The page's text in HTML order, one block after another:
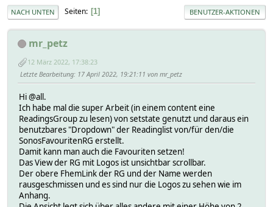
NACH UNTEN Seiten 1 BENUTZER-AKTIONEN
mr_petz
12 März 2022, 17:38:23
Letzte Bearbeitung: 17 April 2022, 19:21:11 von mr_petz
Hi @all.
Ich habe mal die super Arbeit (in einem content eine
ReadingsGroup zu lesen) von setstate genutzt und daraus ein
benutzbares "Dropdown" der Readinglist von/für den/die
SonosFavouritenRG erstellt.
Damit kann man auch die Favouriten setzen!
Das View der RG mit Logos ist unsichtbar scrollbar.
Der obere FhemLink der RG und der Name werden
rausgeschmissen und es sind nur die Logos zu sehen wie im
Anhang.